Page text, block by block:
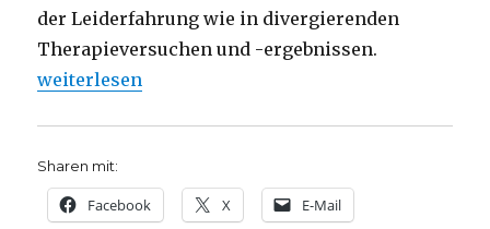
der Leiderfahrung wie in divergierenden
Therapieversuchen und -ergebnissen.
„Das Schwere leicht nehmen, Rezension von
weiterlesen
Sharen mit:
Facebook X E-Mail